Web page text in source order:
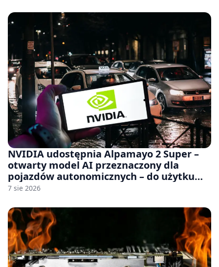
NVIDIA udostępnia Alpamayo 2 Super –
otwarty model AI przeznaczony dla
pojazdów autonomicznych – do użytku
komercyjnego
7 sie 2026